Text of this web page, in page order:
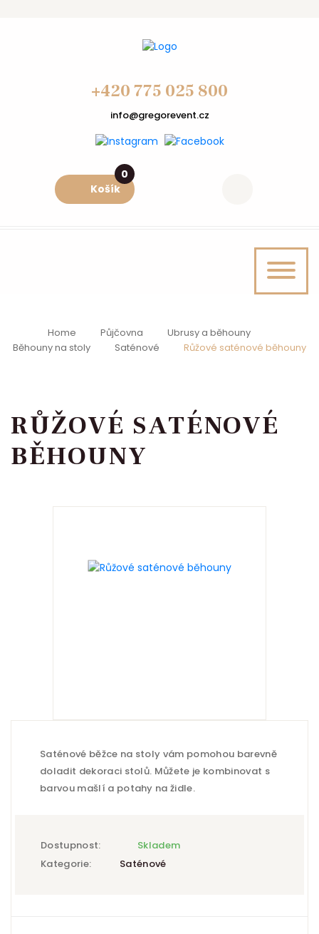
+420 775 025 800
info@gregorevent.cz
Košík
0
Home Půjčovna
Ubrusy a běhouny
Běhouny na stoly
Saténové Růžové saténové běhouny
RŮŽOVÉ SATÉNOVÉ
BĚHOUNY
Saténové běžce na stoly vám pomohou barevně
doladit dekoraci stolů. Můžete je kombinovat s
barvou mašlí a potahy na židle.
Dostupnost:
Skladem
Kategorie:
Saténové